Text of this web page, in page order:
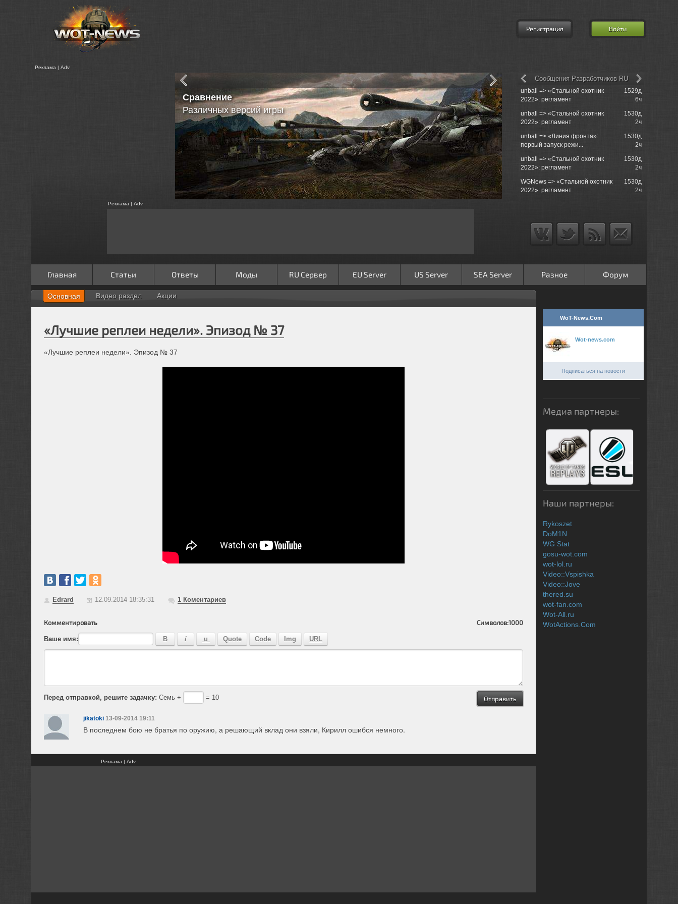
Регистрация Войти
Реклама | Adv
Сравнение
Различных версий игры
unball => «Стальной охотник
2022»: регламент
1529д
6ч
unball => «Стальной охотник
2022»: регламент
1530д
2ч
unball => «Линия фронта»:
первый запуск режи...
1530д
2ч
unball => «Стальной охотник
2022»: регламент
1530д
2ч
WGNews => «Стальной охотник
2022»: регламент
1530д
2ч
Сообщения Разработчиков RU
Реклама | Adv
Главная Статьи Ответы Моды RU Сервер EU Server US Server SEA Server Разное Форум
Основная Видео раздел Акции
«Лучшие реплеи недели». Эпизод № 37
«Лучшие реплеи недели». Эпизод № 37
Edrard 12.09.2014 18:35:31 1Коментариев
Комментировать Символов:1000
Ваше имя:
Перед отправкой, решите задачку: Семь + = 10
jikatoki 13-09-2014 19:11
В последнем бою не братья по оружию, а решающий вклад они взяли, Кирилл ошибся немного.
Реклама | Adv
WoT-News.Com
Wot-news.com
Подписаться на новости
Медиа партнеры:
Наши партнеры:
Rykoszet
DoM1N
WG Stat
gosu-wot.com
wot-lol.ru
Video::Vspishka
Video::Jove
thered.su
wot-fan.com
Wot-All.ru
WotActions.Com